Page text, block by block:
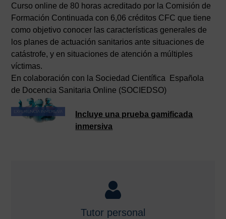
Curso online de 80 horas acreditado por la Comisión de
Formación Continuada con 6,06 créditos CFC que tiene
como objetivo conocer las características generales de
los planes de actuación sanitarios ante situaciones de
catástrofe, y en situaciones de atención a múltiples
víctimas.
En colaboración con la Sociedad Científica Española
de Docencia Sanitaria Online (SOCIEDSO)
Incluye una prueba gamificada
inmersiva
Tutor personal